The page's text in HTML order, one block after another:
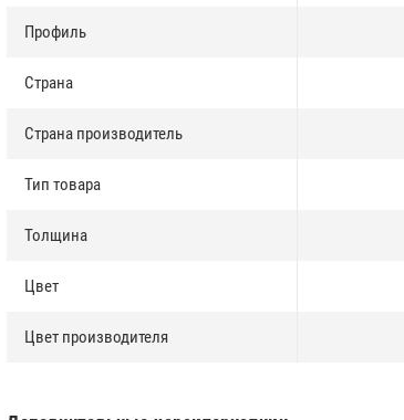
Профиль
Страна
Страна производитель
Тип товара
Толщина
Цвет
Цвет производителя